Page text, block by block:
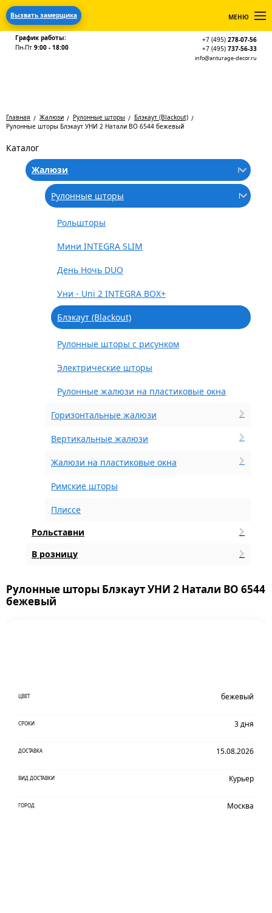
Вызвать замерщика МЕНЮ
График работы:
Пн-Пт 9:00 - 18:00
+7 (495) 278-07-56
+7 (495) 737-56-33
info@anturage-decor.ru
Главная Жалюзи Рулонные шторы
Блэкаут (Blackout)
Рулонные шторы Блэкаут УНИ 2 Натали BO 6544 бежевый
Каталог
Жалюзи
Рулонные шторы
Рольшторы
Мини INTEGRA SLIM
День Ночь DUO
Уни - Uni 2 INTEGRA BOX+
Блэкаут (Blackout)
Рулонные шторы с рисунком
Электрические шторы
Рулонные жалюзи на пластиковые окна
Горизонтальные жалюзи
Вертикальные жалюзи
Жалюзи на пластиковые окна
Римские шторы
Плиссе
Рольставни
В розницу
Рулонные шторы Блэкаут УНИ 2 Натали BO 6544
бежевый
ЦВЕТ бежевый
СРОКИ 3 дня
ДОСТАВКА 15.08.2026
ВИД ДОСТАВКИ Курьер
ГОРОД Москва